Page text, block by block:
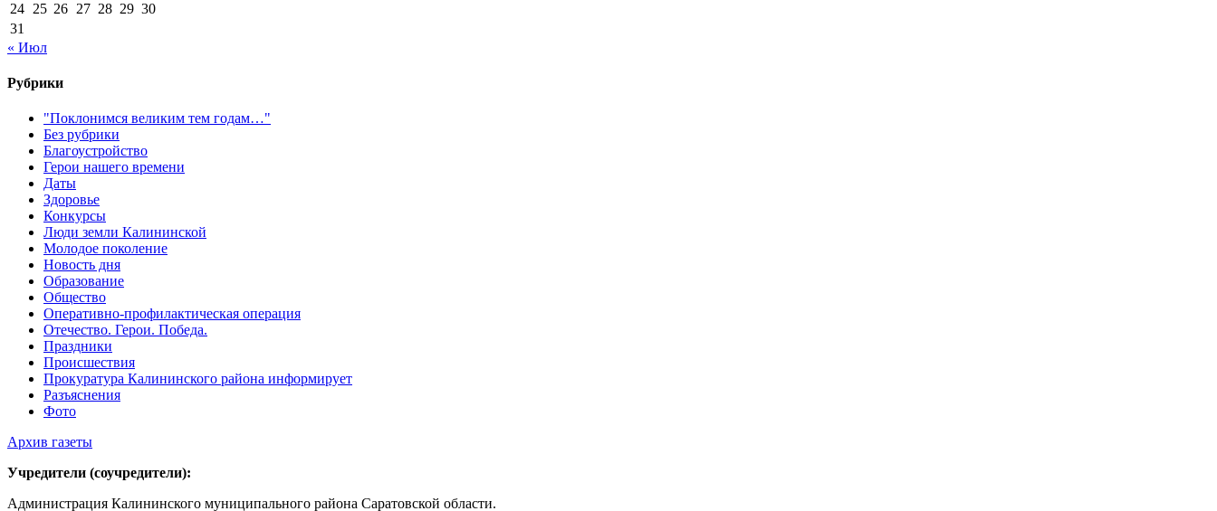
24 25 26 27 28 29 30
31
« Июл
Рубрики
"Поклонимся великим тем годам…"
Без рубрики
Благоустройство
Герои нашего времени
Даты
Здоровье
Конкурсы
Люди земли Калининской
Молодое поколение
Новость дня
Образование
Общество
Оперативно-профилактическая операция
Отечество. Герои. Победа.
Праздники
Происшествия
Прокуратура Калининского района информирует
Разъяснения
Фото
Архив газеты
Учредители (соучредители):
Администрация Калининского муниципального района Саратовской области.